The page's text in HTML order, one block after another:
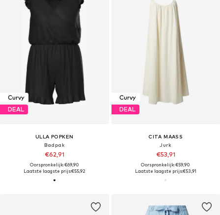
Curvy
DEAL
ULLA POPKEN
Badpak
€62,91
Oorspronkelijk: €69,90
Laatste laagste prijs:€55,92
Curvy
DEAL
CITA MAASS
Jurk
€53,91
Oorspronkelijk: €59,90
Laatste laagste prijs:€53,91